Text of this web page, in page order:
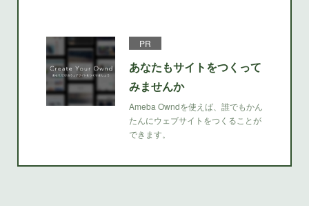
PR
あなたもサイトをつくって
みませんか
Ameba Owndを使えば、誰でもかん
たんにウェブサイトをつくることが
できます。